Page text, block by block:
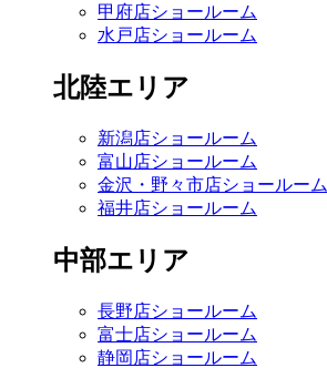
甲府店ショールーム
水戸店ショールーム
北陸エリア
新潟店ショールーム
富山店ショールーム
金沢・野々市店ショールーム
福井店ショールーム
中部エリア
長野店ショールーム
富士店ショールーム
静岡店ショールーム